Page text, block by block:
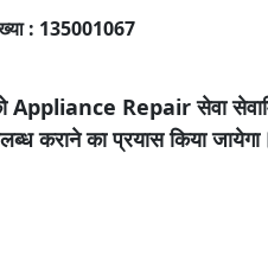
: 135001067
Appliance Repairसेवा
कराने का प्रयास किया